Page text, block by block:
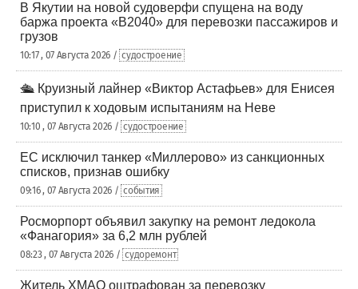
В Якутии на новой судоверфи спущена на воду
баржа проекта «В2040» для перевозки пассажиров и
грузов
10:17 , 07 Августа 2026 / судостроение
🛳️ Круизный лайнер «Виктор Астафьев» для Енисея
приступил к ходовым испытаниям на Неве
10:10 , 07 Августа 2026 / судостроение
ЕС исключил танкер «Миллерово» из санкционных
списков, признав ошибку
09:16 , 07 Августа 2026 / события
Росморпорт объявил закупку на ремонт ледокола
«Фанагория» за 6,2 млн рублей
08:23 , 07 Августа 2026 / судоремонт
Житель ХМАО оштрафован за перевозку